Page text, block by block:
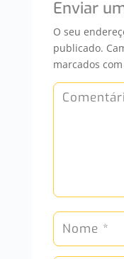
Enviar
O seu
publicado.
marcados com